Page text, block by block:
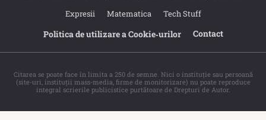
Expresii
Matematica Tech Stuff
Politica de utilizare a Cookie‐urilor Contact
Citarea se poate face în limita a 250 de semne. Nici o instituţie sau persoană
(site-uri, instituţii mass-media, firme de monitorizare) nu poate reproduce
integral scrierile publicistice purtătoare de Drepturi de Autor.